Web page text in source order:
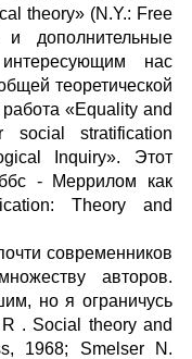
theory» (N.Y.: Free
дополнительные
нас
теоретической
«Equality and
stratification
Inquiry». Этот
- Меррилом как
Theory and
современников
авторов.
но я ограничусь
. Social theory and
1968; Smelser N.